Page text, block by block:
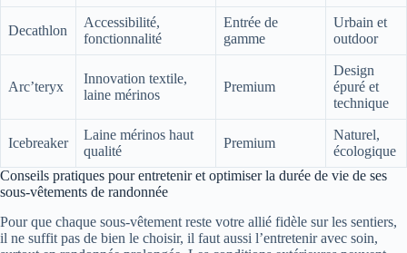
Decathlon
Accessibilité,
fonctionnalité
Entrée de
gamme
Urbain et
outdoor
Arc’teryx
Innovation textile,
laine mérinos
Premium
Design
épuré et
technique
Icebreaker
Laine mérinos haut
qualité
Premium
Naturel,
écologique
Conseils pratiques pour entretenir et optimiser la durée de vie de ses
sous-vêtements de randonnée
Pour que chaque sous-vêtement reste votre allié fidèle sur les sentiers,
il ne suffit pas de bien le choisir, il faut aussi l’entretenir avec soin,